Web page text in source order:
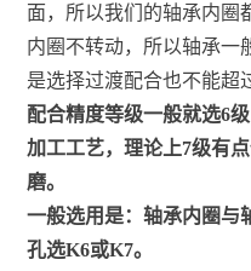
面，所以我们的轴承内圈
内圈不转动，所以轴承一
是选择过渡配合也不能超
配合精度等级一般就选6
加工工艺，理论上7级有
磨。
一般选用是：轴承内圈与
孔选K6或K7。